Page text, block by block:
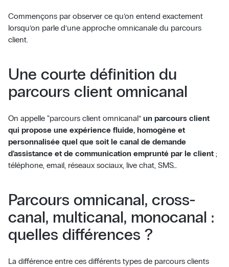
Commençons par observer ce qu’on entend exactement
lorsqu’on parle d’une approche omnicanale du parcours
client.
Une courte définition du
parcours client omnicanal
On appelle “parcours client omnicanal” un parcours client
qui propose une expérience fluide, homogène et
personnalisée quel que soit le canal de demande
d’assistance et de communication emprunté par le client;
téléphone, email, réseaux sociaux, live chat, SMS…
Parcours omnicanal, cross-
canal, multicanal, monocanal :
quelles différences ?
La différence entre ces différents types de parcours clients